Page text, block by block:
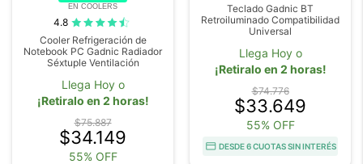
EN COOLERS
4.8
Cooler Refrigeración de
Notebook PC Gadnic Radiador
Séxtuple Ventilación
Llega Hoy o
¡Retiralo en 2 horas!
$75.887
$34.149
55% OFF
Teclado Gadnic BT
Retroiluminado Compatibilidad
Universal
Llega Hoy o
¡Retiralo en 2 horas!
$74.776
$33.649
55% OFF
DESDE 6 CUOTAS SIN INTERÉS